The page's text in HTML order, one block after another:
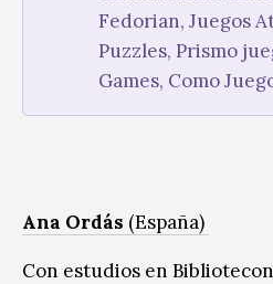
Fedorian, Juegos
Puzzles, Prismo
Games, Como
Ana Ordás (España)
Con estudios en